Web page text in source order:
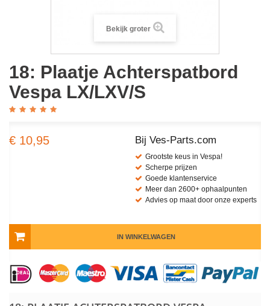
Bekijk groter
18: Plaatje Achterspatbord
Vespa LX/LXV/S
€ 10,95 Bij Ves-Parts.com
Grootste keus in Vespa!
Scherpe prijzen
Goede klantenservice
Meer dan 2600+ ophaalpunten
Advies op maat door onze experts
IN WINKELWAGEN